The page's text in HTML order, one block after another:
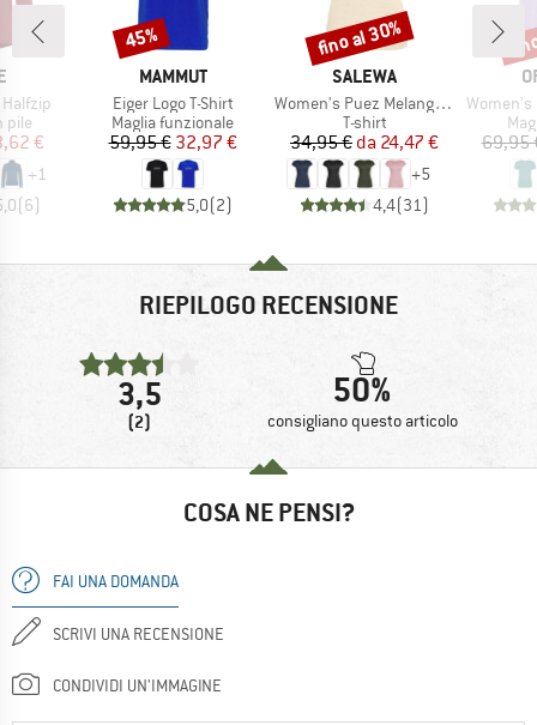
pile
ridotto
€
+1
(6)
MARCHIO
MAMMUT
Articolo
Eiger Logo T-Shirt
Gruppo di prodotti
Maglia funzionale
Prezzo
59,95 €Prezzo ridotto
32,97 €
5,0(2)
Sconto
45%
MARCHIO
SALEWA
Articolo
Women's Puez Melange Dry S/S Tee
Gruppo di prodotti
T-shirt
Prezzo
34,95 € Prezzo ridotto
da 24,47 €
+5
4,4(31)
Sconto
fino al 30%
Articolo
Women's 120
69,95
RIEPILOGO RECENSIONE
3,5
(2)
50%
consigliano questo articolo
COSA NE PENSI?
FAI UNA DOMANDA
SCRIVI UNA RECENSIONE
CONDIVIDI UN'IMMAGINE